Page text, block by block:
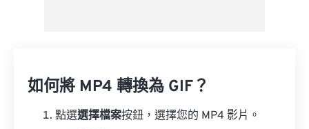
如何將 MP4 轉換為 GIF？
點選選擇檔案按鈕，選擇您的 MP4 影片。